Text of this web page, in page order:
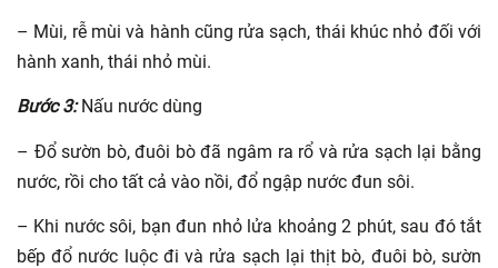
– Mùi, rễ mùi và hành cũng rửa sạch, thái khúc nhỏ đối với
hành xanh, thái nhỏ mùi.
Bước 3: Nấu nước dùng
– Đổ sườn bò, đuôi bò đã ngâm ra rổ và rửa sạch lại bằng
nước, rồi cho tất cả vào nồi, đổ ngập nước đun sôi.
– Khi nước sôi, bạn đun nhỏ lửa khoảng 2 phút, sau đó tắt
bếp đổ nước luộc đi và rửa sạch lại thịt bò, đuôi bò, sườn